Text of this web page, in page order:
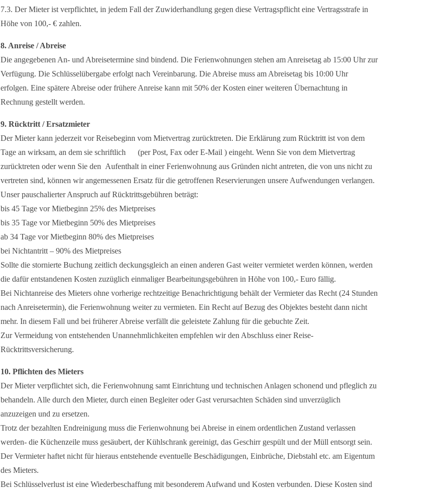
7.3. Der Mieter ist verpflichtet, in jedem Fall der Zuwiderhandlung gegen diese Vertragspflicht eine Vertragsstrafe in
Höhe von 100,- € zahlen.
8. Anreise / Abreise
Die angegebenen An- und Abreisetermine sind bindend. Die Ferienwohnungen stehen am Anreisetag ab 15:00 Uhr zur
Verfügung. Die Schlüsselübergabe erfolgt nach Vereinbarung. Die Abreise muss am Abreisetag bis 10:00 Uhr
erfolgen. Eine spätere Abreise oder frühere Anreise kann mit 50% der Kosten einer weiteren Übernachtung in
Rechnung gestellt werden.
9. Rücktritt / Ersatzmieter
Der Mieter kann jederzeit vor Reisebeginn vom Mietvertrag zurücktreten. Die Erklärung zum Rücktritt ist von dem
Tage an wirksam, an dem sie schriftlich (per Post, Fax oder E-Mail ) eingeht. Wenn Sie von dem Mietvertrag
zurücktreten oder wenn Sie den Aufenthalt in einer Ferienwohnung aus Gründen nicht antreten, die von uns nicht zu
vertreten sind, können wir angemessenen Ersatz für die getroffenen Reservierungen unsere Aufwendungen verlangen.
Unser pauschalierter Anspruch auf Rücktrittsgebühren beträgt:
bis 45 Tage vor Mietbeginn 25% des Mietpreises
bis 35 Tage vor Mietbeginn 50% des Mietpreises
ab 34 Tage vor Mietbeginn 80% des Mietpreises
bei Nichtantritt – 90% des Mietpreises
Sollte die stornierte Buchung zeitlich deckungsgleich an einen anderen Gast weiter vermietet werden können, werden
die dafür entstandenen Kosten zuzüglich einmaliger Bearbeitungsgebühren in Höhe von 100,- Euro fällig.
Bei Nichtanreise des Mieters ohne vorherige rechtzeitige Benachrichtigung behält der Vermieter das Recht (24 Stunden
nach Anreisetermin), die Ferienwohnung weiter zu vermieten. Ein Recht auf Bezug des Objektes besteht dann nicht
mehr. In diesem Fall und bei früherer Abreise verfällt die geleistete Zahlung für die gebuchte Zeit.
Zur Vermeidung von entstehenden Unannehmlichkeiten empfehlen wir den Abschluss einer Reise-
Rücktrittsversicherung.
10. Pflichten des Mieters
Der Mieter verpflichtet sich, die Ferienwohnung samt Einrichtung und technischen Anlagen schonend und pfleglich zu
behandeln. Alle durch den Mieter, durch einen Begleiter oder Gast verursachten Schäden sind unverzüglich
anzuzeigen und zu ersetzen.
Trotz der bezahlten Endreinigung muss die Ferienwohnung bei Abreise in einem ordentlichen Zustand verlassen
werden- die Küchenzeile muss gesäubert, der Kühlschrank gereinigt, das Geschirr gespült und der Müll entsorgt sein.
Der Vermieter haftet nicht für hieraus entstehende eventuelle Beschädigungen, Einbrüche, Diebstahl etc. am Eigentum
des Mieters.
Bei Schlüsselverlust ist eine Wiederbeschaffung mit besonderem Aufwand und Kosten verbunden. Diese Kosten sind